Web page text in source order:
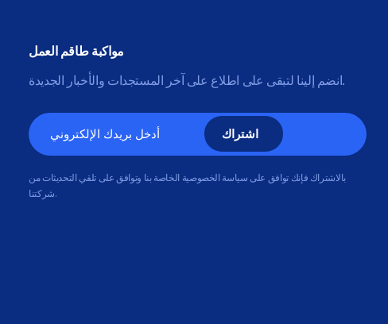
مواكبة طاقم العمل
انضم إلينا لتبقى على اطلاع على آخر المستجدات والأخبار الجديدة.
البريد
الإلكتروني
بالاشتراك فإنك توافق على سياسة الخصوصية الخاصة بنا وتوافق على تلقي التحديثات من
شركتنا.